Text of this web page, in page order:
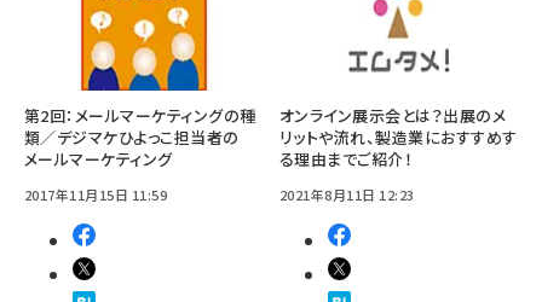
第2回：メールマーケティングの種
類／デジマケひよっこ担当者の
メールマーケティング
2017年11月15日 11:59
オンライン展示会とは？出展のメ
リットや流れ、製造業におすすめす
る理由までご紹介！
2021年8月11日 12:23